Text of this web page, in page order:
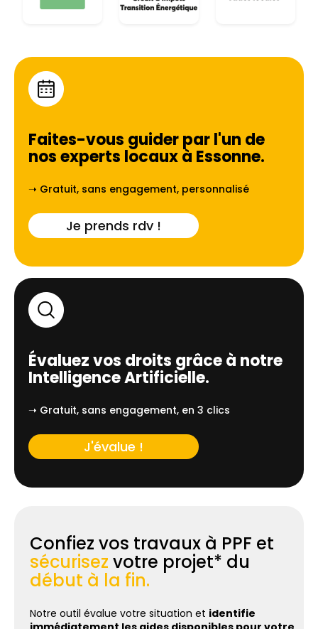
Faites-vous guider par l'un de
nos experts locaux à Essonne.
➝ Gratuit, sans engagement, personnalisé
Je prends rdv !
Évaluez vos droits grâce à notre
Intelligence Artificielle.
➝ Gratuit, sans engagement, en 3 clics
J'évalue !
Confiez vos travaux à PPF et
sécurisez votre projet* du
début à la fin.
Notre outil évalue votre situation et identifie